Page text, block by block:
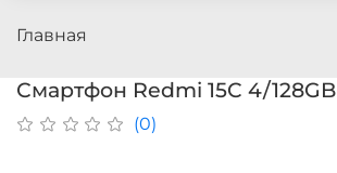
Главная
Смартфон Redmi 15C 4/128GB
(0)